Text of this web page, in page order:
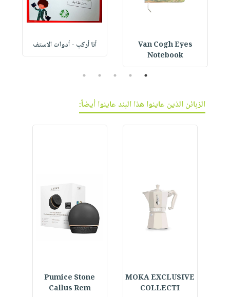
Van Cogh Eyes
Notebook
أنا أركب - أدوات الاستف
1
2
3
4
5
الزبائن الذين عاينوا هذا البند عاينوا أيضاً:
MOKA EXCLUSIVE
COLLECTI
Pumice Stone
Callus Rem